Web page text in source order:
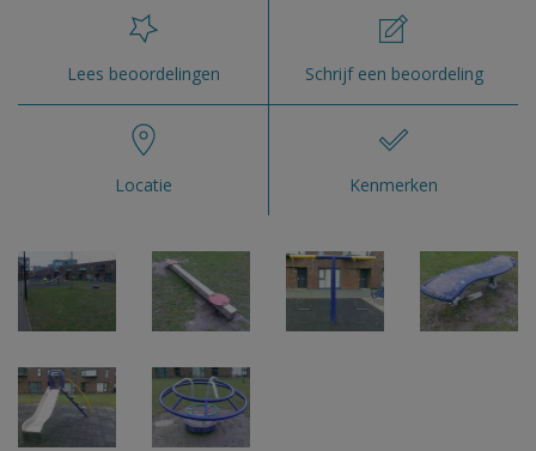
Lees beoordelingen Schrijf een beoordeling
Locatie Kenmerken